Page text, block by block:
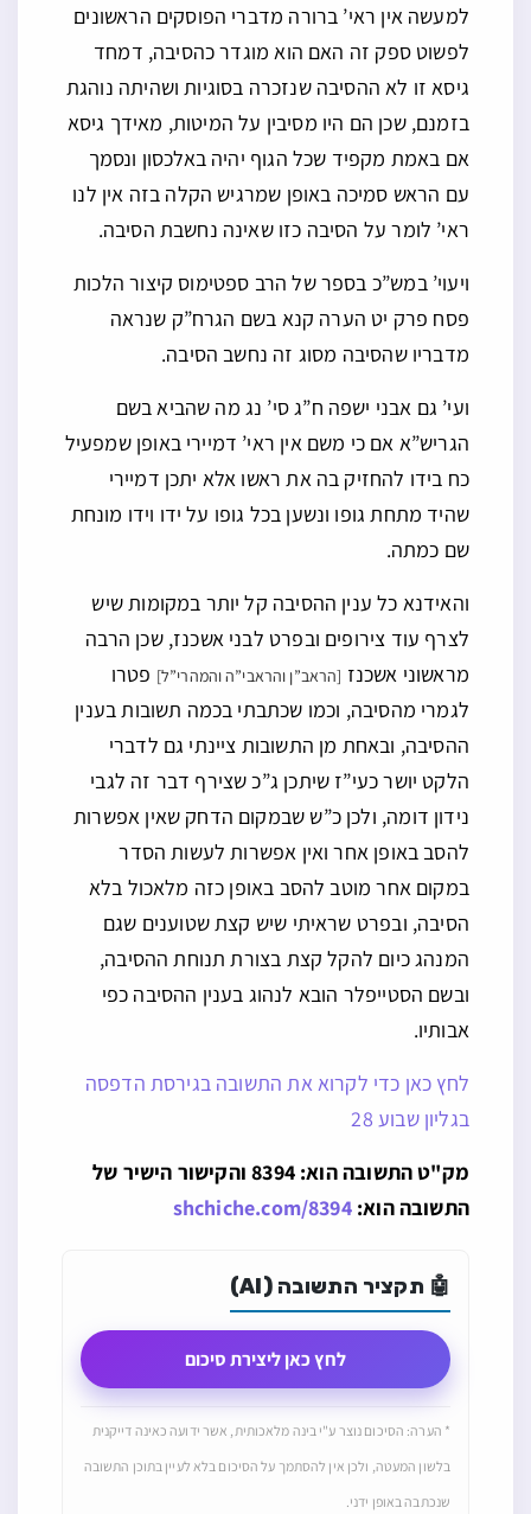
למעשה אין ראי’ ברורה מדברי הפוסקים הראשונים
לפשוט ספק זה האם הוא מוגדר כהסיבה, דמחד
גיסא זו לא ההסיבה שנזכרה בסוגיות ושהיתה נוהגת
בזמנם, שכן הם היו מסיבין על המיטות, מאידך גיסא
אם באמת מקפיד שכל הגוף יהיה באלכסון ונסמך
עם הראש סמיכה באופן שמרגיש הקלה בזה אין לנו
ראי’ לומר על הסיבה כזו שאינה נחשבת הסיבה.
ויעוי’ במש”כ בספר של הרב ספטימוס קיצור הלכות
פסח פרק יט הערה קנא בשם הגרח”ק שנראה
מדבריו שהסיבה מסוג זה נחשב הסיבה.
ועי’ גם אבני ישפה ח”ג סי’ נג מה שהביא בשם
הגריש”א אם כי משם אין ראי’ דמיירי באופן שמפעיל
כח בידו להחזיק בה את ראשו אלא יתכן דמיירי
שהיד מתחת גופו ונשען בכל גופו על ידו וידו מונחת
שם כמתה.
והאידנא כל ענין ההסיבה קל יותר במקומות שיש
לצרף עוד צירופים ובפרט לבני אשכנז, שכן הרבה
מראשוני אשכנז [הראב”ן והראבי”ה והמהרי”ל] פטרו
לגמרי מהסיבה, וכמו שכתבתי בכמה תשובות בענין
ההסיבה, ובאחת מן התשובות ציינתי גם לדברי
הלקט יושר כעי”ז שיתכן ג”כ שצירף דבר זה לגבי
נידון דומה, ולכן כ”ש שבמקום הדחק שאין אפשרות
להסב באופן אחר ואין אפשרות לעשות הסדר
במקום אחר מוטב להסב באופן כזה מלאכול בלא
הסיבה, ובפרט שראיתי שיש קצת שטוענים שגם
המנהג כיום להקל קצת בצורת תנוחת ההסיבה,
ובשם הסטייפלר הובא לנהוג בענין ההסיבה כפי
אבותיו.
לחץ כאן כדי לקרוא את התשובה בגירסת הדפסה
בגליון שבוע 28
מק"ט התשובה הוא: 8394 והקישור הישיר של
התשובה הוא:shchiche.com/8394
🤖 תקציר התשובה (AI)
לחץ כאן ליצירת סיכום
* הערה: הסיכום נוצר ע"י בינה מלאכותית, אשר ידועה כאינה דייקנית
בלשון המעטה, ולכן אין להסתמך על הסיכום בלא לעיין בתוכן התשובה
שנכתבה באופן ידני.